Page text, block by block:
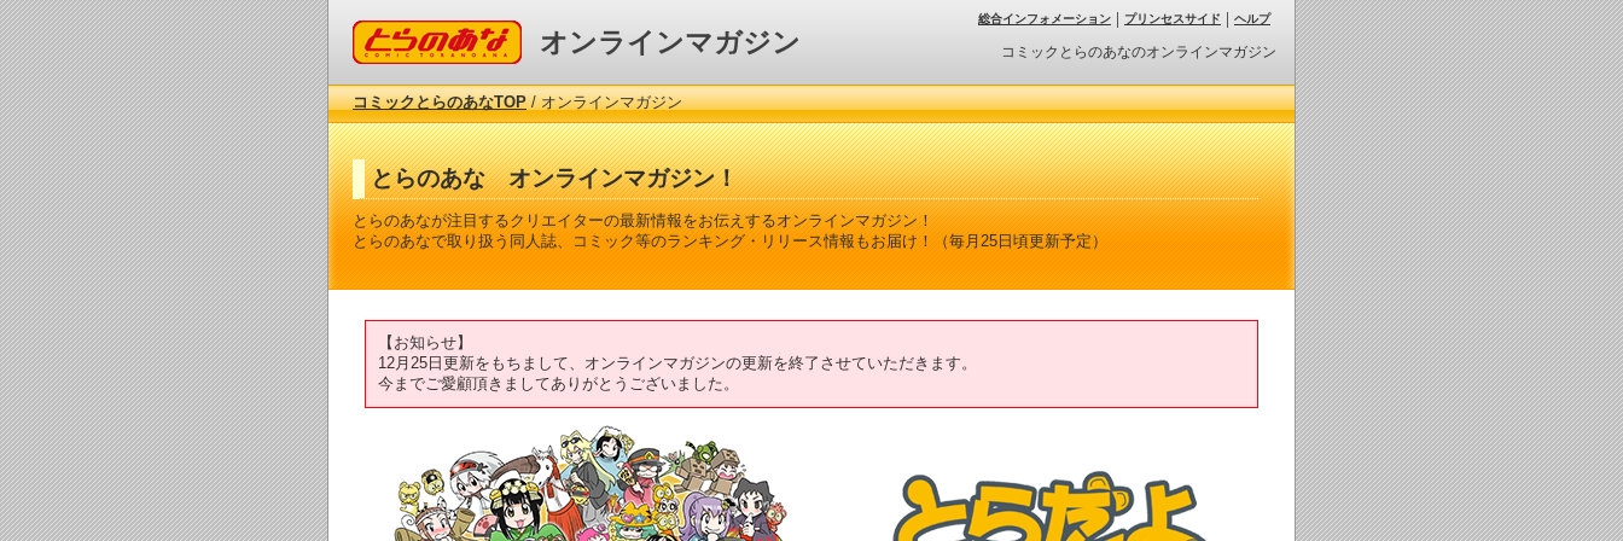
コミックとらのあな オンラインマガジン コミックとらのあなのオンラインマガジン
総合インフォメーション プリンセスサイド ヘルプ
コミックとらのあなTOP/ オンラインマガジン
とらのあな オンラインマガジン！
とらのあなが注目するクリエイターの最新情報をお伝えするオンラインマガジン！
とらのあなで取り扱う同人誌、コミック等のランキング・リリース情報もお届け！（毎月25日頃更新予定）
【お知らせ】
12月25日更新をもちまして、オンラインマガジンの更新を終了させていただきます。
今までご愛顧頂きましてありがとうございました。